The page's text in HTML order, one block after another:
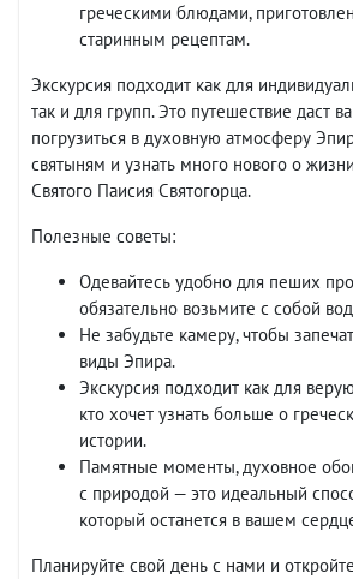
греческими блюдами,
старинным рецептам.
Экскурсия подходит как для
так и для групп. Это путешествие даст
погрузиться в духовную атмосферу
святыням и узнать много нового о
Святого Паисия Святогорца.
Полезные советы:
Одевайтесь удобно для пеших
обязательно возьмите с собой
Не забудьте камеру, чтобы
виды Эпира.
Экскурсия подходит как для
кто хочет узнать больше о
истории.
Памятные моменты, духовное
с природой — это идеальный
который останется в вашем
Планируйте свой день с нами и